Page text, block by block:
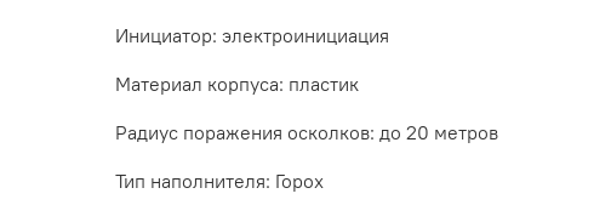
Инициатор: электроинициация
Материал корпуса: пластик
Радиус поражения осколков: до 20 метров
Тип наполнителя: Горох